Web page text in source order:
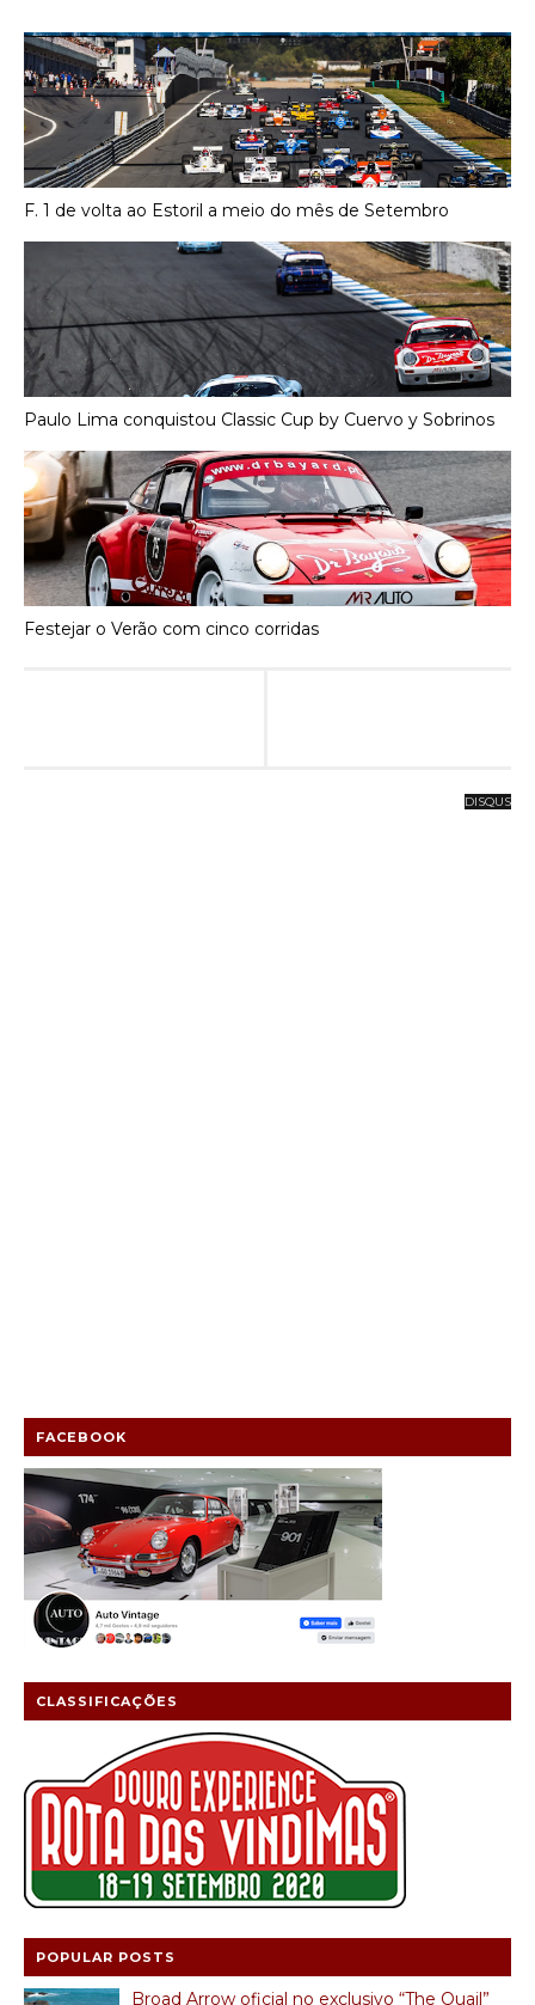
F. 1 de volta ao Estoril a meio do mês de Setembro
Paulo Lima conquistou Classic Cup by Cuervo y Sobrinos
Festejar o Verão com cinco corridas
DISQUS
FACEBOOK
CLASSIFICAÇÕES
POPULAR POSTS
Broad Arrow oficial no exclusivo “The Quail”